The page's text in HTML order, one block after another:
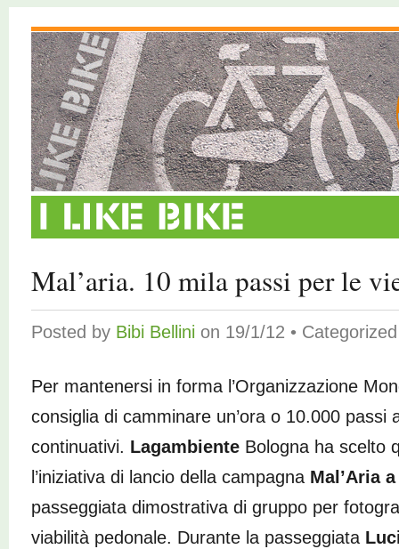
Mal’aria. 10 mila passi per le
Posted by Bibi Bellini on 19/1/12 •
Per mantenersi in forma l’Organizzazione
consiglia di camminare un’ora o 10.000 passi
continuativi. Lagambiente Bologna ha scelto
l’iniziativa di lancio della campagna Mal’Aria a
passeggiata dimostrativa di gruppo per
viabilità pedonale. Durante la passeggiata